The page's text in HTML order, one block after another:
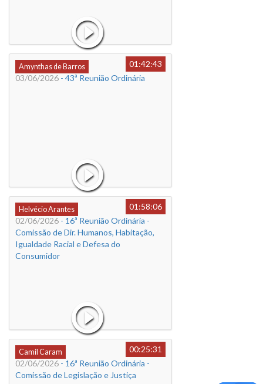
Amynthas de Barros
01:42:43
03/06/2026 - 43ª Reunião Ordinária
Helvécio Arantes
01:58:06
02/06/2026 - 16ª Reunião Ordinária -
Comissão de Dir. Humanos, Habitação,
Igualdade Racial e Defesa do
Consumidor
Camil Caram
00:25:31
02/06/2026 - 16ª Reunião Ordinária -
Comissão de Legislação e Justiça